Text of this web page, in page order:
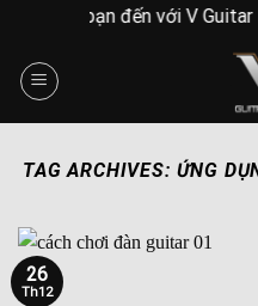
content
mừng bạn đến với V Guitar
TAG ARCHIVES: ỨNG
26
Th12